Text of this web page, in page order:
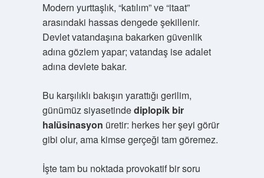
Modern yurttaşlık, “katılım” ve “itaat”
arasındaki hassas dengede şekillenir.
Devlet vatandaşına bakarken güvenlik
adına gözlem yapar; vatandaş ise adalet
adına devlete bakar.
Bu karşılıklı bakışın yarattığı gerilim,
günümüz siyasetindediplopik bir
halüsinasyon üretir: herkes her şeyi görür
gibi olur, ama kimse gerçeği tam göremez.
İşte tam bu noktada provokatif bir soru